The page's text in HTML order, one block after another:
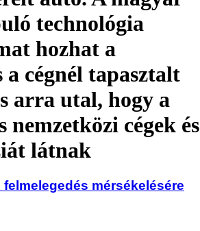
technológia
hozhat a
cégnél tapasztalt
arra utal, hogy a
nemzetközi cégek és
látnak
mérsékelésére